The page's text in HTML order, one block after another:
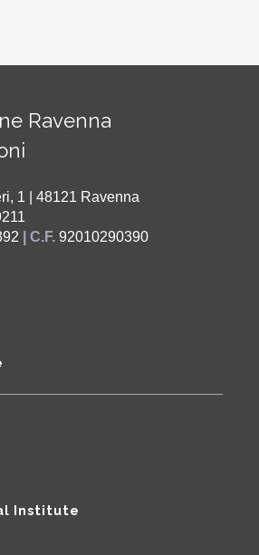
Ravenna
1 | 48121 Ravenna
| C.F. 92010290390
Institute